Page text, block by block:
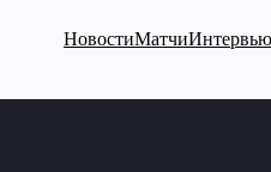
НовостиМатчиИнтервью